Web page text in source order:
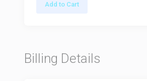
Add to Cart
Billing Details